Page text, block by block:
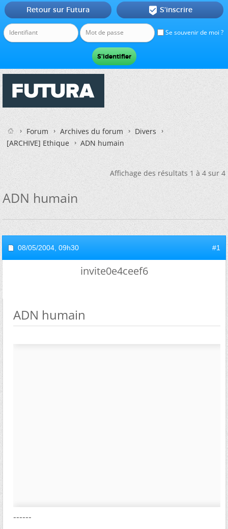
Se souvenir de moi ?
Retour sur Futura  S'inscrire
Forum Archives du forum
Divers
[ARCHIVE] Ethique
ADN humain
Affichage des résultats 1 à 4 sur 4
ADN humain
08/05/2004, 09h30 #1
invite0e4ceef6
ADN humain
------